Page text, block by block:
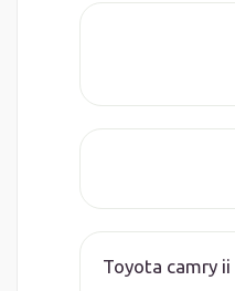
Toyota camry ii